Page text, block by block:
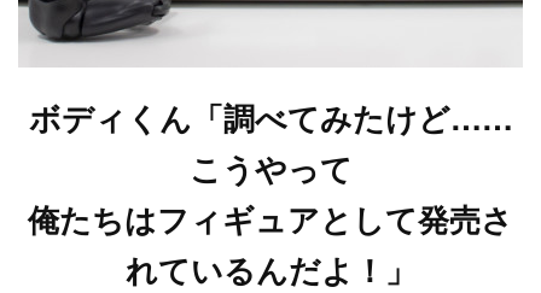
ボディくん「調べてみたけど……
こうやって
俺たちはフィギュアとして発売さ
れているんだよ！」